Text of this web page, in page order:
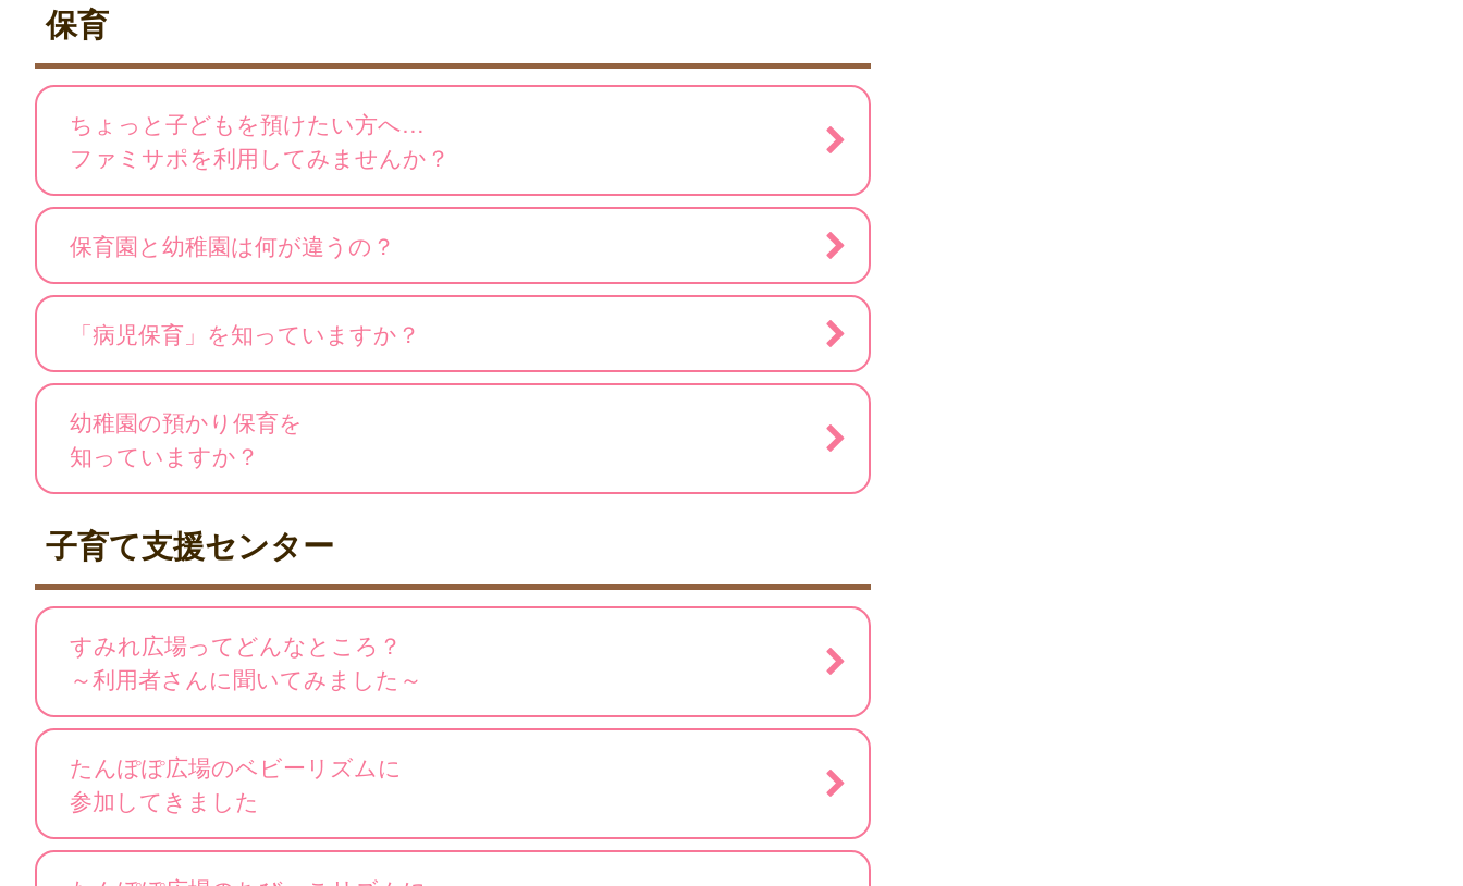
保育
ちょっと子どもを預けたい方へ…
ファミサポを利用してみませんか？
保育園と幼稚園は何が違うの？
「病児保育」を知っていますか？
幼稚園の預かり保育を
知っていますか？
子育て支援センター
すみれ広場ってどんなところ？
～利用者さんに聞いてみました～
たんぽぽ広場のベビーリズムに
参加してきました